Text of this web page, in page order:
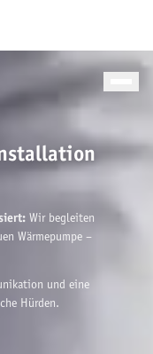
Wir begleiten
Wärmepumpe –
und eine
Hürden.